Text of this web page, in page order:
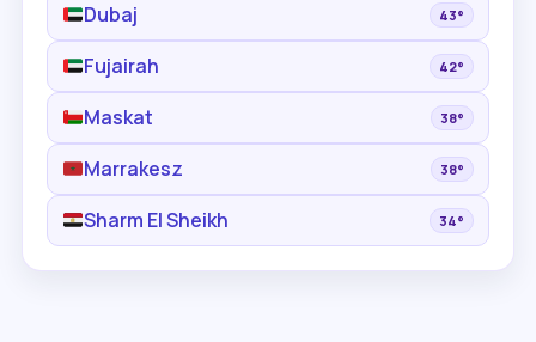
Dubaj 43°
Fujairah 42°
Maskat 38°
Marrakesz 38°
Sharm El Sheikh 34°